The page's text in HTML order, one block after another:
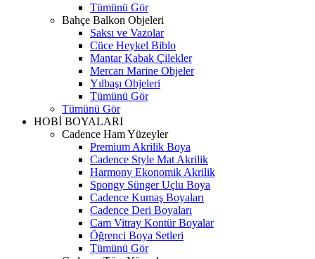
Tümünü Gör
Bahçe Balkon Objeleri
Saksı ve Vazolar
Cüce Heykel Biblo
Mantar Kabak Çilekler
Mercan Marine Objeler
Yılbaşı Objeleri
Tümünü Gör
Tümünü Gör
HOBİ BOYALARI
Cadence Ham Yüzeyler
Premium Akrilik Boya
Cadence Style Mat Akrilik
Harmony Ekonomik Akrilik
Spongy Sünger Uçlu Boya
Cadence Kumaş Boyaları
Cadence Deri Boyaları
Cam Vitray Kontür Boyalar
Öğrenci Boya Setleri
Tümünü Gör